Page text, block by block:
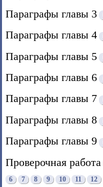
Параграфы главы 3
Параграфы главы 4
Параграфы главы 5
Параграфы главы 6
Параграфы главы 7
Параграфы главы 8
Параграфы главы 9
Проверочная
6 7 8 9 10 11 12